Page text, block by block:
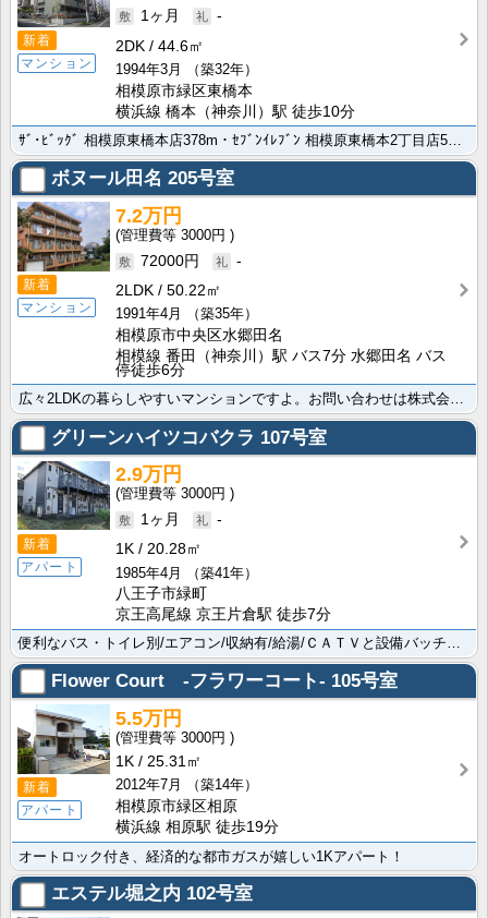
新着
マンション
1ヶ月
-
2DK
44.6㎡
1994年3月
（築32年）
相模原市緑区東橋本
横浜線 橋本（神奈川）駅 徒歩10分
ボヌール田名 205号室
新着
マンション
7.2万円
3000円
72000円
-
2LDK
50.22㎡
1991年4月
（築35年）
相模原市中央区水郷田名
相模線 番田（神奈川）駅 バス7分 水郷田名 バス
停徒歩6分
グリーンハイツコバクラ 107号室
新着
アパート
2.9万円
3000円
1ヶ月
-
1K
20.28㎡
1985年4月
（築41年）
八王子市緑町
京王高尾線 京王片倉駅 徒歩7分
Flower Court -フラワーコート- 105号室
新着
アパート
5.5万円
3000円
1K
25.31㎡
2012年7月
（築14年）
相模原市緑区相原
横浜線 相原駅 徒歩19分
オートロック付き、経済的な都市ガスが嬉しい1Kアパート！
エステル堀之内 102号室